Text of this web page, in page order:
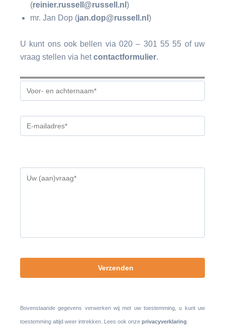
(reinier.russell@russell.nl )
mr. Jan Dop (jan.dop@russell.nl )
U kunt ons ook bellen via 020 – 301 55 55 of uw
vraag stellen via hetcontactformulier.
dit
veld
Bovenstaande gegevens verwerken wij met uw toestemming, u kunt uw
toestemming altijd weer intrekken. Lees ook onze privacyverklaring